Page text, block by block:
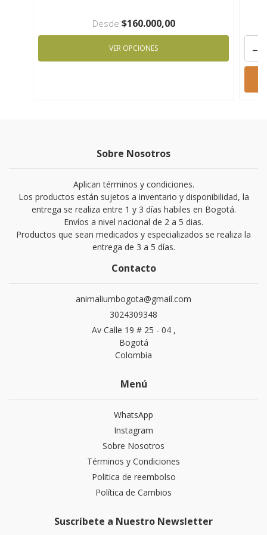
Desde $160.000,00
VER OPCIONES -
Sobre Nosotros
Aplican términos y condiciones.
Los productos están sujetos a inventario y disponibilidad, la
entrega se realiza entre 1 y 3 días habiles en Bogotá.
Envíos a nivel nacional de 2 a 5 dias.
Productos que sean medicados y especializados se realiza la
entrega de 3 a 5 días.
Contacto
animaliumbogota@gmail.com
3024309348
Av Calle 19 # 25 - 04 ,
Bogotá
Colombia
Menú
WhatsApp
Instagram
Sobre Nosotros
Términos y Condiciones
Politica de reembolso
Política de Cambios
Suscríbete a Nuestro Newsletter